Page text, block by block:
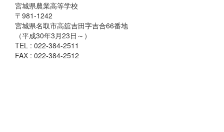
宮城県農業高等学校
〒981-1242
宮城県名取市高舘吉田字吉合66番地
（平成30年3月23日～）
TEL : 022-384-2511
FAX : 022-384-2512